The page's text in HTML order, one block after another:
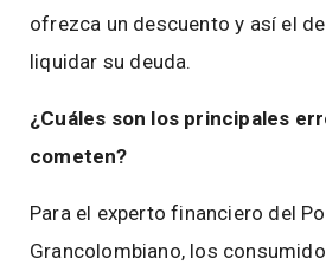
ofrezca un descuento y así el
liquidar su deuda.
¿Cuáles son los principales
cometen?
Para el experto financiero del
Grancolombiano, los